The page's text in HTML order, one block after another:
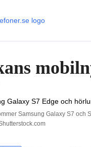
Samsung Galaxy S7 och